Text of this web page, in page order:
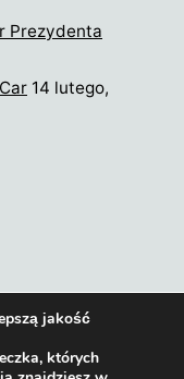
Prezydenta
14 lutego,
policyjakość
których